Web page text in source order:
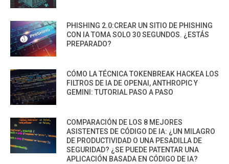
PHISHING 2.0:CREAR UN SITIO DE PHISHING
CON IA TOMA SOLO 30 SEGUNDOS. ¿ESTÁS
PREPARADO?
CÓMO LA TÉCNICA TOKENBREAK HACKEA LOS
FILTROS DE IA DE OPENAI, ANTHROPIC Y
GEMINI: TUTORIAL PASO A PASO
COMPARACIÓN DE LOS 8 MEJORES
ASISTENTES DE CÓDIGO DE IA: ¿UN MILAGRO
DE PRODUCTIVIDAD O UNA PESADILLA DE
SEGURIDAD? ¿SE PUEDE PATENTAR UNA
APLICACIÓN BASADA EN CÓDIGO DE IA?